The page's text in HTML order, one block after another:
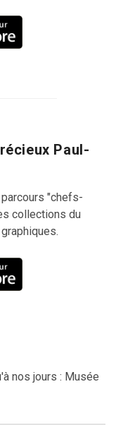
Paul-
"chefs-
collections du
nos jours : Musée